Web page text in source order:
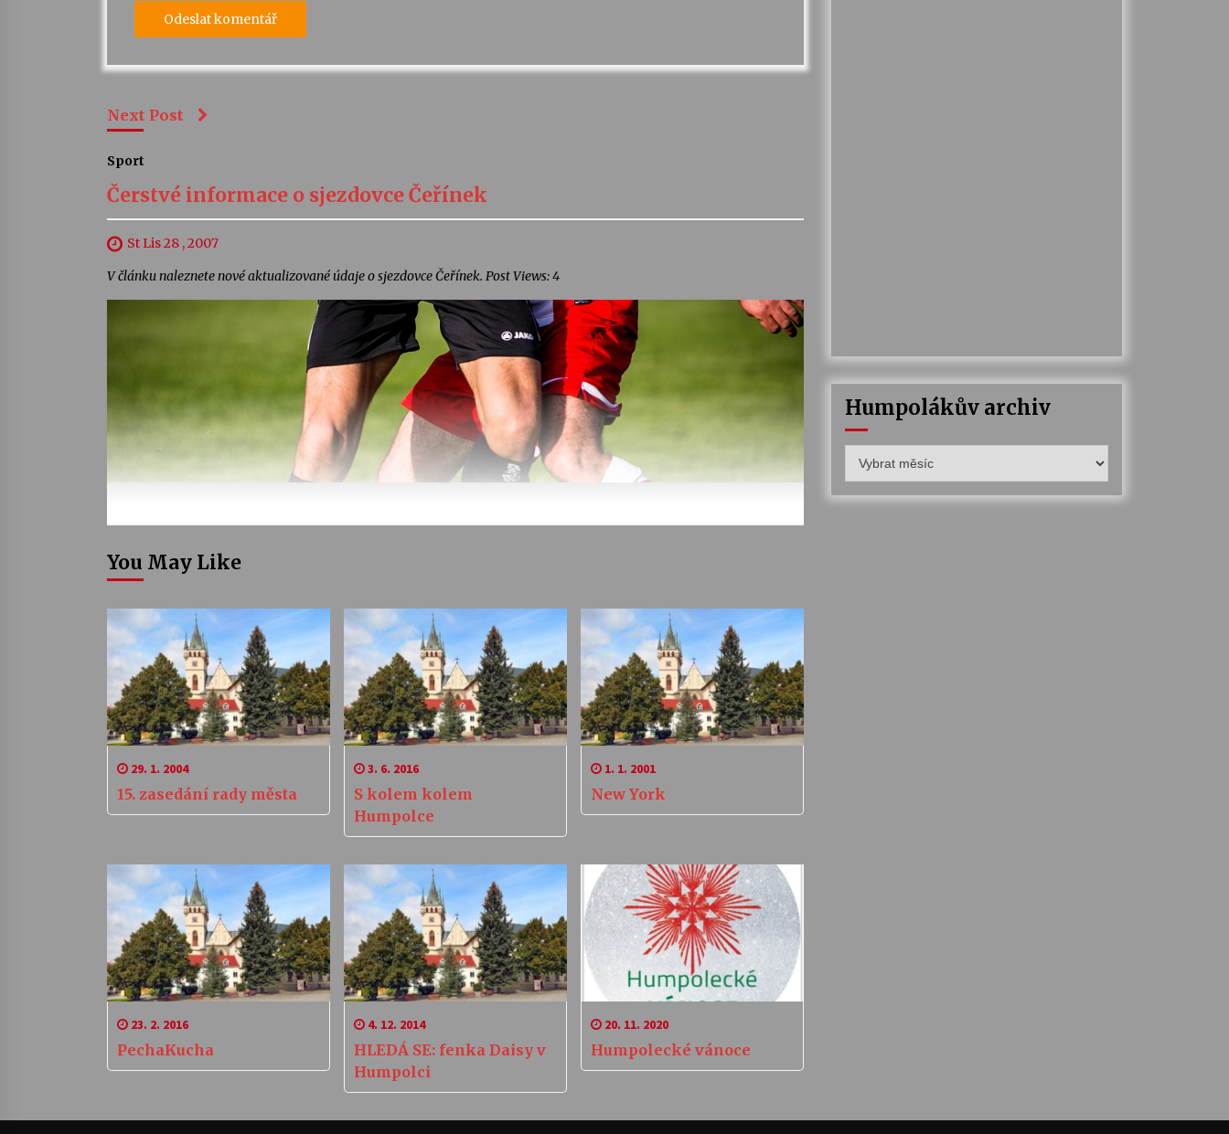
Next Post
Sport
Čerstvé informace o sjezdovce Čeřínek
St Lis 28 , 2007
V článku naleznete nové aktualizované údaje o sjezdovce Čeřínek. Post Views: 4
You May Like
29. 1. 2004
15. zasedání rady města
3. 6. 2016
S kolem kolem
Humpolce
1. 1. 2001
New York
23. 2. 2016
PechaKucha
4. 12. 2014
HLEDÁ SE: fenka Daisy v
Humpolci
20. 11. 2020
Humpolecké vánoce
Humpolákův archiv
archiv